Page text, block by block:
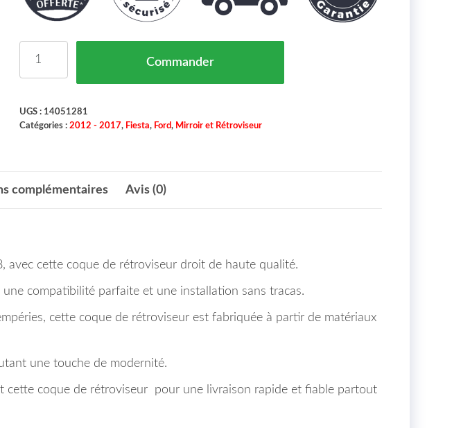
Commander
UGS : 14051281
Catégories : 2012 - 2017, Fiesta, Ford, Mirroir et Rétroviseur
complémentaires Avis (0)
avec cette coque de rétroviseur droit de haute qualité.
une compatibilité parfaite et une installation sans tracas.
cette coque de rétroviseur est fabriquée à partir de matériaux
une touche de modernité.
cette coque de rétroviseur pour une livraison rapide et fiable partout